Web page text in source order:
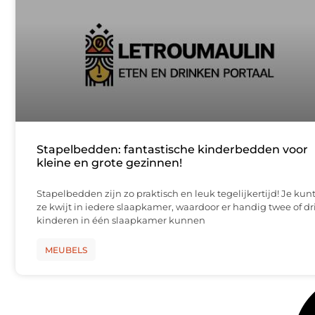
Stapelbedden: fantastische kinderbedden voor
kleine en grote gezinnen!
Stapelbedden zijn zo praktisch en leuk tegelijkertijd! Je kunt
ze kwijt in iedere slaapkamer, waardoor er handig twee of
kinderen in één slaapkamer kunnen
MEUBELS